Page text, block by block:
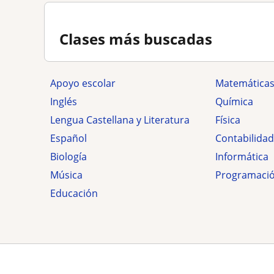
Clases más buscadas
Apoyo escolar
Matemáticas
Inglés
Química
Lengua Castellana y Literatura
Física
Español
Contabilidad
Biología
Informática
Música
Educación